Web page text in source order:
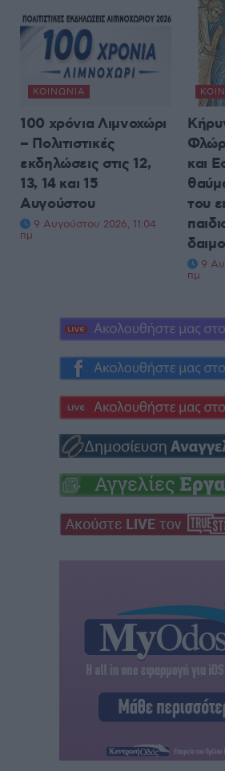
ΚΟΙΝΩΝΊΑ
100 χρόνια Λιμνοχώρι
– Πολιτιστικές
εκδηλώσεις στις 12,
13, 14 και 15
Αυγούστου
9 Αυγούστου 2026, 11:04
πμ
και
του
9
πμ